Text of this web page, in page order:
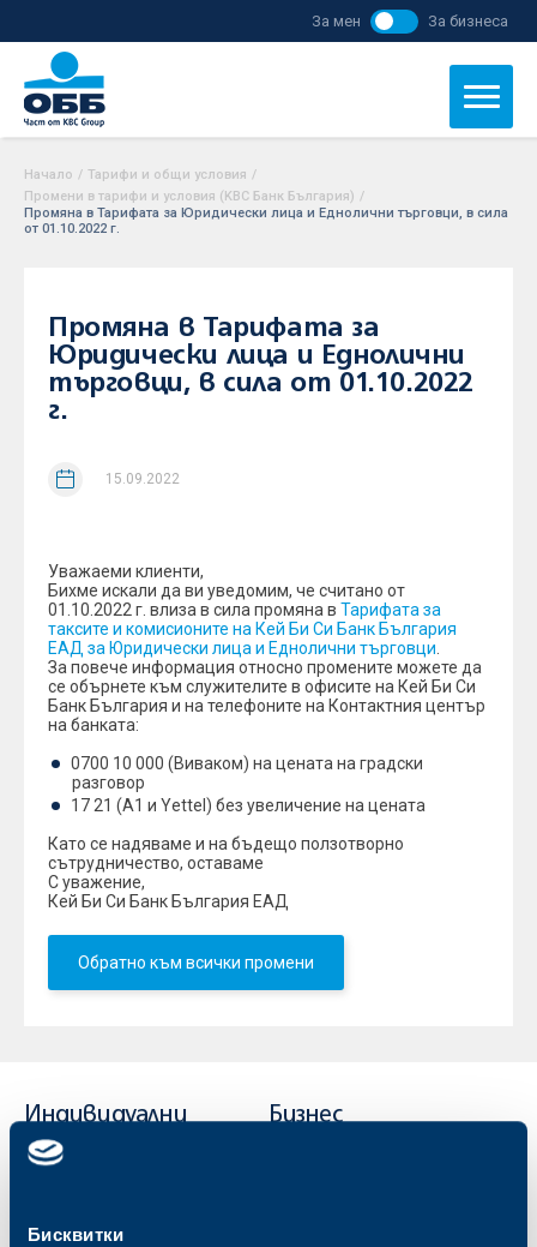
Бисквитки
За мен За бизнеса
Начало / Тарифи и общи условия /
Промени в тарифи и условия (KBC Банк България) /
Промяна в Тарифата за Юридически лица и Еднолични търговци, в сила
от 01.10.2022 г.
Промяна в Тарифата за
Юридически лица и Еднолични
търговци, в сила от 01.10.2022
г.
15.09.2022
Уважаеми клиенти,
Бихме искали да ви уведомим, че считано от
01.10.2022 г. влиза в сила промяна в Тарифата за
таксите и комисионите на Кей Би Си Банк България
ЕАД за Юридически лица и Еднолични търговци
За повече информация относно промените можете да
се обърнете към служителите в офисите на Кей Би Си
Банк България и на телефоните на Контактния център
на банката:
0700 10 000 (Виваком) на цената на градски
разговор
17 21 (А1 и Yettel) без увеличение на цената
Като се надяваме и на бъдещо ползотворно
сътрудничество, оставаме
С уважение,
Кей Би Си Банк България ЕАД
Обратно към всички промени
Индивидуални
клиенти
Бизнес